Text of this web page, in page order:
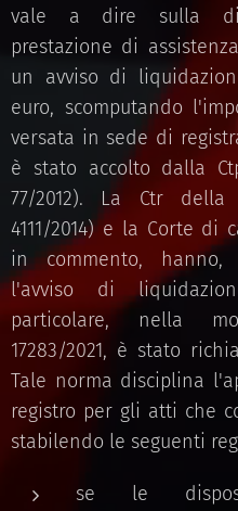
vale a dire sulla
prestazione di
un avviso di
euro, scomputando
versata in sede di
è stato accolto dalla
77/2012). La Ctr della
4111/2014) e la Corte di
in commento,
l'avviso di
particolare, nella
17283/2021, è stato
Tale norma disciplina
registro per gli atti che
stabilendo le seguenti
se le